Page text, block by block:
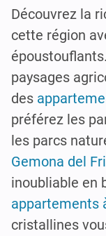
Découvrez la
cette région
paysages
des
préférez les
les parcs
Gemona del
inoubliable en
appartements
cristallines